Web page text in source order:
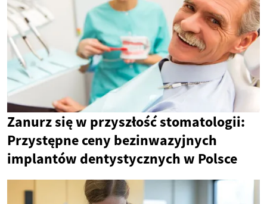
Zanurz się w przyszłość stomatologii:
Przystępne ceny bezinwazyjnych
implantów dentystycznych w Polsce